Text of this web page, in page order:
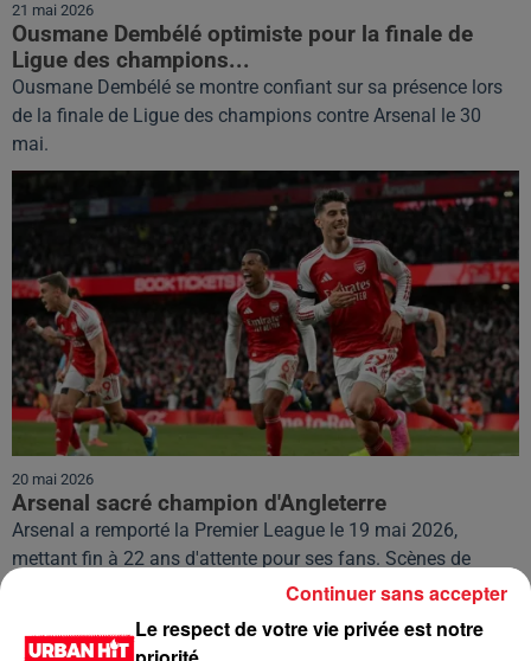
21 mai 2026
Ousmane Dembélé optimiste pour la finale de
Ligue des champions...
Ousmane Dembélé se montre confiant sur sa présence lors
de la finale de Ligue des champions contre Arsenal le 30
mai.
20 mai 2026
Arsenal sacré champion d'Angleterre
Arsenal a remporté la Premier League le 19 mai 2026,
mettant fin à 22 ans d'attente pour ses fans. Scènes de
Le respect de votre vie privée est notre
Continuer sans accepter